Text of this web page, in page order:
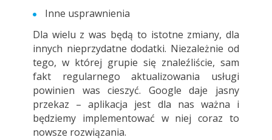
Inne usprawnienia
Dla wielu z was będą to istotne zmiany, dla
innych nieprzydatne dodatki. Niezależnie od
tego, w której grupie się znaleźliście, sam
fakt regularnego aktualizowania usługi
powinien was cieszyć. Google daje jasny
przekaz – aplikacja jest dla nas ważna i
będziemy implementować w niej coraz to
nowsze rozwiązania.